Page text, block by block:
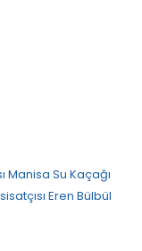
Manisa Su Kaçağı
Eren Bülbül